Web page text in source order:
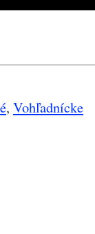
, Vohľadnícke